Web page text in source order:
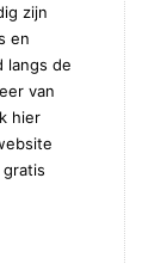
zijn
en
langs de
van
hier